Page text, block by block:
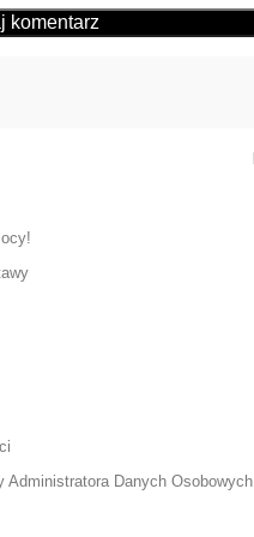
Administratora Danych Osobowych